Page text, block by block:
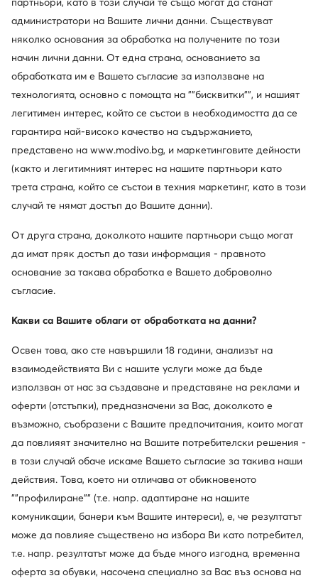
език. Днес Gino Rossi интерпретира този непреходен
феномен в нова капсулна колекция, в която бялото и
златното — цветовете, които винаги са съпътствали
артистката — определят цялостната естетика.
Подходяща е за вечеря, премиера или вечер,
започваща без план, но способна да се превърне в
нощ, изпълнена с незабравими моменти.
История на марката
Gino Rossi е марка, основана през 1992 година в
Полша. Още от самото начало тя се развива
благодарение на занаятчийската грижа за
качеството и усета към актуалните тенденции, като с
времето заема силна позиция на пазара на премиум
обувки, чанти и аксесоари. През годините марката
става разпознаваема сред клиентите, търсещи
продукти, съчетаващи елегантност и функционалност.
Богатият избор от продукти Gino Rossi е рецепта за
стилна и завършена визия независимо от повода.
администратори на Вашите лични данни. Съществуват
няколко основания за обработка на получените по този
начин лични данни. От една страна, основанието за
обработката им е Вашето съгласие за използване на
технологията, основно с помощта на ""бисквитки"", и нашият
легитимен интерес, който се състои в необходимостта да се
гарантира най-високо качество на съдържанието,
представено на www.modivo.bg, и маркетинговите дейности
(както и легитимният интерес на нашите партньори като
трета страна, който се състои в техния маркетинг, като в този
случай те нямат достъп до Вашите данни).
От друга страна, доколкото нашите партньори също могат
да имат пряк достъп до тази информация - правното
основание за такава обработка е Вашето доброволно
съгласие.
Какви са Вашите облаги от обработката на данни?
Освен това, ако сте навършили 18 години, анализът на
взаимодействията Ви с нашите услуги може да бъде
използван от нас за създаване и представяне на реклами и
оферти (отстъпки), предназначени за Вас, доколкото е
възможно, съобразени с Вашите предпочитания, които могат
да повлияят значително на Вашите потребителски решения -
в този случай обаче искаме Вашето съгласие за такива наши
действия. Това, което ни отличава от обикновеното
""профилиране"" (т.е. напр. адаптиране на нашите
комуникации, банери към Вашите интереси), е, че резултатът
може да повлияе съществено на избора Ви като потребител,
т.е. напр. резултатът може да бъде много изгодна, временна
оферта за обувки, насочена специално за Вас въз основа на